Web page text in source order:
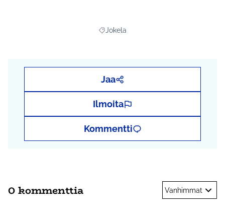
Rajaa tulokset aihepiirin mukaan:
Jokela
Jaa
Ilmoita
Kommentti
0 kommenttia Vanhimmat